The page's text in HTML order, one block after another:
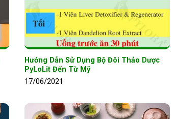
Hướng Dẫn Sử Dụng Bộ Đôi Thảo Dược
PyLoLit Đến Từ Mỹ
17/06/2021